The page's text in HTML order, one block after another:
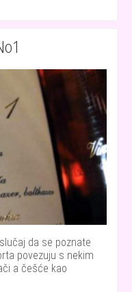
da se poznate
povezuju s nekim
a češće kao